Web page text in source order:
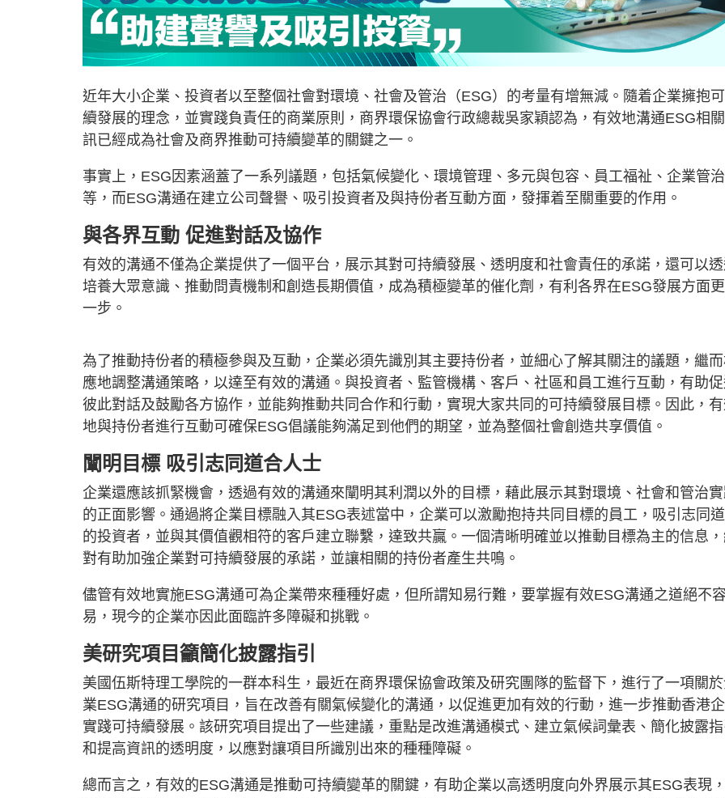
近年大小企業、投資者以至整個社會對環境、社會及管治（ESG）的考量有增無減。隨着企業擁抱
續發展的理念，並實踐負責任的商業原則，商界環保協會行政總裁吳家穎認為，有效地溝通ESG相
訊已經成為社會及商界推動可持續變革的關鍵之一。
事實上，ESG因素涵蓋了一系列議題，包括氣候變化、環境管理、多元與包容、員工福祉、企業管治
等，而ESG溝通在建立公司聲譽、吸引投資者及與持份者互動方面，發揮着至關重要的作用。
與各界互動 促進對話及協作
有效的溝通不僅為企業提供了一個平台，展示其對可持續發展、透明度和社會責任的承諾，還可以
培養大眾意識、推動問責機制和創造長期價值，成為積極變革的催化劑，有利各界在ESG發展方面
一步。
為了推動持份者的積極參與及互動，企業必須先識別其主要持份者，並細心了解其關注的議題，繼而
應地調整溝通策略，以達至有效的溝通。與投資者、監管機構、客戶、社區和員工進行互動，有助
彼此對話及鼓勵各方協作，並能夠推動共同合作和行動，實現大家共同的可持續發展目標。因此，
地與持份者進行互動可確保ESG倡議能夠滿足到他們的期望，並為整個社會創造共享價值。
闡明目標 吸引志同道合人士
企業還應該抓緊機會，透過有效的溝通來闡明其利潤以外的目標，藉此展示其對環境、社會和管治
的正面影響。通過將企業目標融入其ESG表述當中，企業可以激勵抱持共同目標的員工，吸引志同
的投資者，並與其價值觀相符的客戶建立聯繫，達致共贏。一個清晰明確並以推動目標為主的信息
對有助加強企業對可持續發展的承諾，並讓相關的持份者產生共鳴。
儘管有效地實施ESG溝通可為企業帶來種種好處，但所謂知易行難，要掌握有效ESG溝通之道絕不容
易，現今的企業亦因此面臨許多障礙和挑戰。
美研究項目籲簡化披露指引
美國伍斯特理工學院的一群本科生，最近在商界環保協會政策及研究團隊的監督下，進行了一項關
業ESG溝通的研究項目，旨在改善有關氣候變化的溝通，以促進更加有效的行動，進一步推動香港
實踐可持續發展。該研究項目提出了一些建議，重點是改進溝通模式、建立氣候詞彙表、簡化披露指
和提高資訊的透明度，以應對讓項目所識別出來的種種障礙。
總而言之，有效的ESG溝通是推動可持續變革的關鍵，有助企業以高透明度向外界展示其ESG表現